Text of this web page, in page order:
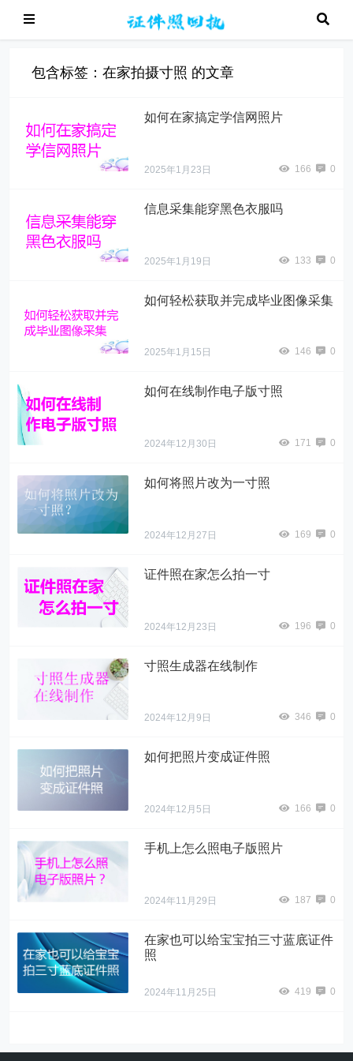
包含标签：在家拍摄寸照 的文章
如何在家搞定学信网照片
2025年1月23日 166 0
信息采集能穿黑色衣服吗
2025年1月19日 133 0
如何轻松获取并完成毕业图像采集
2025年1月15日 146 0
如何在线制作电子版寸照
2024年12月30日 171 0
如何将照片改为一寸照
2024年12月27日 169 0
证件照在家怎么拍一寸
2024年12月23日 196 0
寸照生成器在线制作
2024年12月9日 346 0
如何把照片变成证件照
2024年12月5日 166 0
手机上怎么照电子版照片
2024年11月29日 187 0
在家也可以给宝宝拍三寸蓝底证件
照
2024年11月25日 419 0